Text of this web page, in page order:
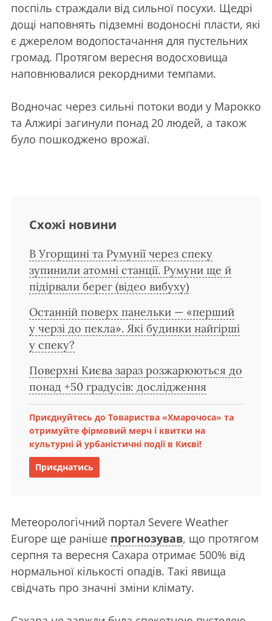
поспіль страждали від сильної посухи. Щедрі
дощі наповнять підземні водоносні пласти, які
є джерелом водопостачання для пустельних
громад. Протягом вересня водосховища
наповнювалися рекордними темпами.
Водночас через сильні потоки води у Марокко
та Алжирі загинули понад 20 людей, а також
було пошкоджено врожаї.
Схожі новини
В Угорщині та Румунії через спеку
зупинили атомні станції. Румуни ще й
підірвали берег (відео вибуху)
Останній поверх панельки — «перший
у черзі до пекла». Які будинки найгірші
у спеку?
Поверхні Києва зараз розжарюються до
понад +50 градусів: дослідження
Приєднуйтесь до Товариства «Хмарочоса» та
отримуйте фірмовий мерч і квитки на
культурні й урбаністичні події в Києві!
Приєднатись
Метеорологічний портал Severe Weather
Europe ще раніше прогнозував, що протягом
серпня та вересня Сахара отримає 500% від
нормальної кількості опадів. Такі явища
свідчать про значні зміни клімату.